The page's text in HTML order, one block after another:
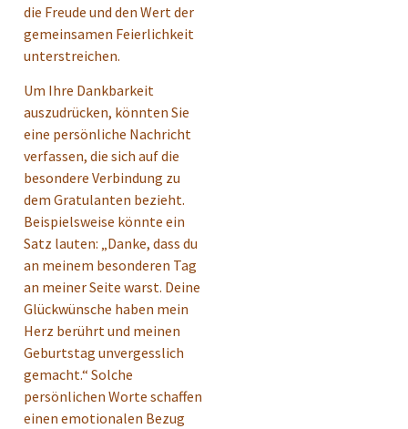
die Freude und den Wert der
gemeinsamen Feierlichkeit
unterstreichen.
Um Ihre Dankbarkeit
auszudrücken, könnten Sie
eine persönliche Nachricht
verfassen, die sich auf die
besondere Verbindung zu
dem Gratulanten bezieht.
Beispielsweise könnte ein
Satz lauten: „Danke, dass du
an meinem besonderen Tag
an meiner Seite warst. Deine
Glückwünsche haben mein
Herz berührt und meinen
Geburtstag unvergesslich
gemacht.“ Solche
persönlichen Worte schaffen
einen emotionalen Bezug